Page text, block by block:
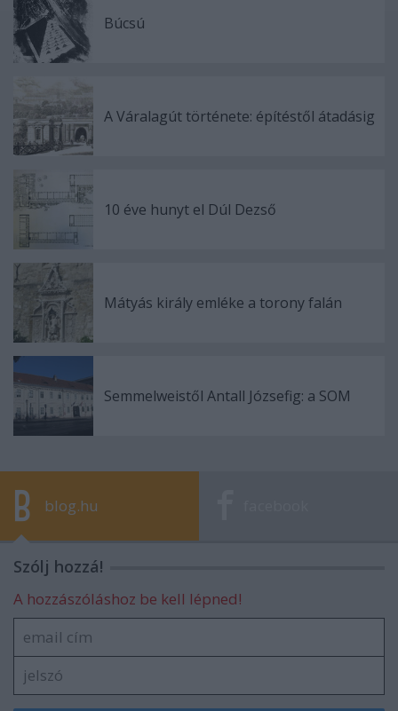
Búcsú
A Váralagút története: építéstől átadásig
10 éve hunyt el Dúl Dezső
Mátyás király emléke a torony falán
Semmelweistől Antall Józsefig: a SOM
blog.hu
Szólj hozzá!
A hozzászóláshoz be kell lépned!